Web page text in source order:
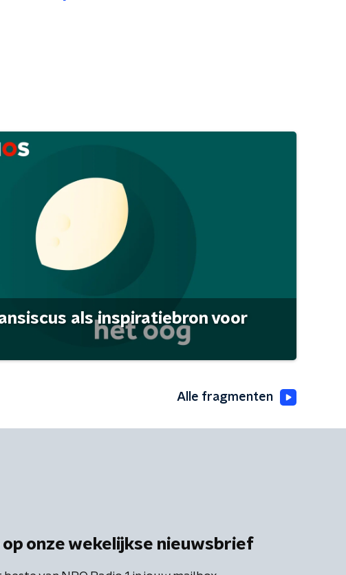
als inspiratiebron voor
Alle fragmenten
onze wekelijkse nieuwsbrief